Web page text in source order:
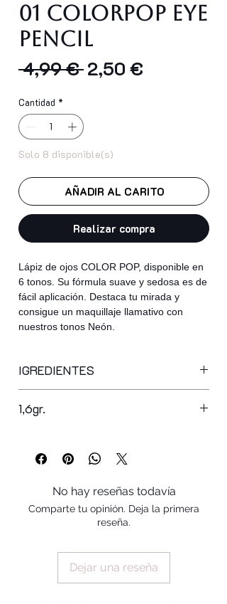
01 COLORPOP EYE
PENCIL
4,99 € Precio
2,50 €
Cantidad *
Solo 8 disponible(s)
AÑADIR AL CARITO
Realizar compra
Lápiz de ojos COLOR POP, disponible en
6 tonos. Su fórmula suave y sedosa es de
fácil aplicación. Destaca tu mirada y
consigue un maquillaje llamativo con
nuestros tonos Neón.
IGREDIENTES
isododecane, caprylic/capric
octyldodecanol, parafin, euphorbia
vp/hexadecene copolymer, glyceryl
ricinoleate, silica, hydrogenated
microcrystalline wax, hydrogenated
borosilicate, hydrogenated
polyisobutene, dimethicone, cera
microcristallina, hydrogenated
1,6gr.
No hay reseñas todavía
Comparte tu opinión. Deja la primera
reseña.
Dejar una reseña